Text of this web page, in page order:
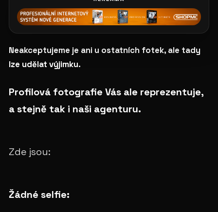
Neakceptujeme je ani u ostatních fotek, ale tady
lze udělat výjimku.
Profilová fotografie Vás ale reprezentuje,
a stejně tak i naši agenturu.
Zde jsou:
Žádné selfie: